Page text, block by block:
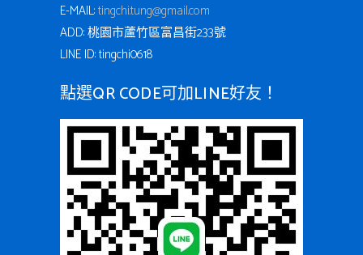
E-MAIL:tingchi.tung@gmail.com
ADD: 桃園市蘆竹區富昌街233號
LINE ID: tingchi0618
點選QR CODE可加LINE好友！